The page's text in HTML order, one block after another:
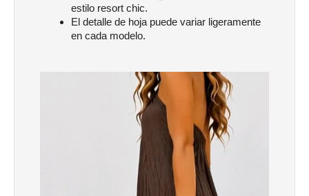
estilo resort chic.
El detalle de hoja puede variar ligeramente
en cada modelo.